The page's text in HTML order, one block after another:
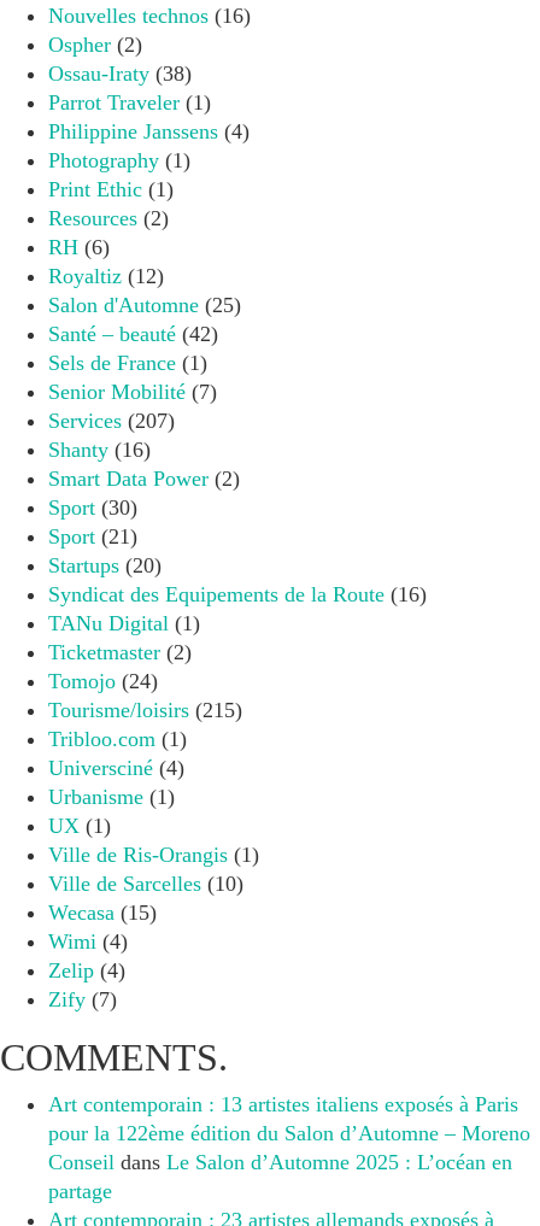
Nouvelles technos (16)
Ospher (2)
Ossau-Iraty (38)
Parrot Traveler (1)
Philippine Janssens (4)
Photography (1)
Print Ethic (1)
Resources (2)
RH (6)
Royaltiz (12)
Salon d'Automne (25)
Santé – beauté (42)
Sels de France (1)
Senior Mobilité (7)
Services (207)
Shanty (16)
Smart Data Power (2)
Sport (30)
Sport (21)
Startups (20)
Syndicat des Equipements de la Route (16)
TANu Digital (1)
Ticketmaster (2)
Tomojo (24)
Tourisme/loisirs (215)
Tribloo.com (1)
Universciné (4)
Urbanisme (1)
UX (1)
Ville de Ris-Orangis (1)
Ville de Sarcelles (10)
Wecasa (15)
Wimi (4)
Zelip (4)
Zify (7)
COMMENTS.
Art contemporain : 13 artistes italiens exposés à Paris
pour la 122ème édition du Salon d’Automne – Moreno
Conseil dans Le Salon d’Automne 2025 : L’océan en
partage
Art contemporain : 23 artistes allemands exposés à